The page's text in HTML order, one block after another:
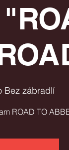
Bez zábradlí
ROAD TO